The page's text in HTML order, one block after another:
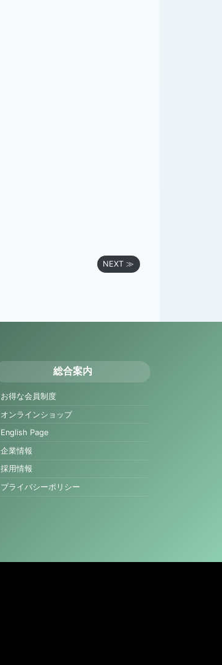
NEXT ≫
総合案内
お得な会員制度
オンラインショップ
English Page
企業情報
採用情報
プライバシーポリシー